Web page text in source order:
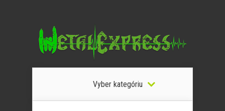
Vyber kategóriu